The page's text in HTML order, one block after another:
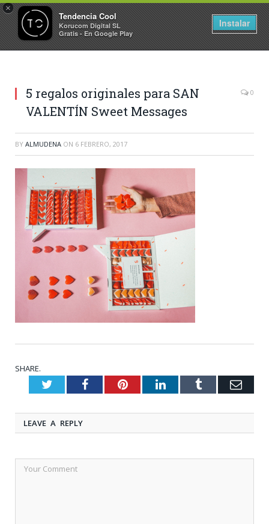
×
Tendencia Cool
Korucom Digital SL
Gratis - En Google Play
Instalar
5 regalos originales para SAN
VALENTÍN Sweet Messages
0
BY ALMUDENA ON 6 FEBRERO, 2017
SHARE.
TwitterFacebookPinterestLinkedInTumblr
LEAVE A REPLY